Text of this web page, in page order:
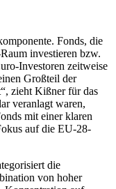
Fonds, die
investieren bzw.
Investoren zeitweise
Großteil der
zieht Kißner für das
veranlagt waren,
mit einer klaren
auf die EU-28-
die
von hoher